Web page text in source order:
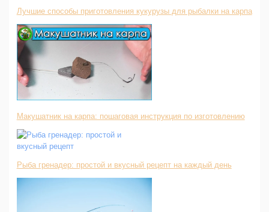
Лучшие способы приготовления кукурузы для рыбалки на карпа
Макушатник на карпа: пошаговая инструкция по изготовлению
Рыба гренадер: простой и вкусный рецепт на каждый день